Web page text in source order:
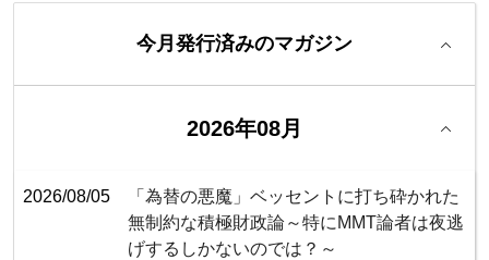
今月発行済みのマガジン
2026年08月
2026/08/05
「為替の悪魔」ベッセントに打ち砕かれた
無制約な積極財政論～特にMMT論者は夜逃
げするしかないのでは？～